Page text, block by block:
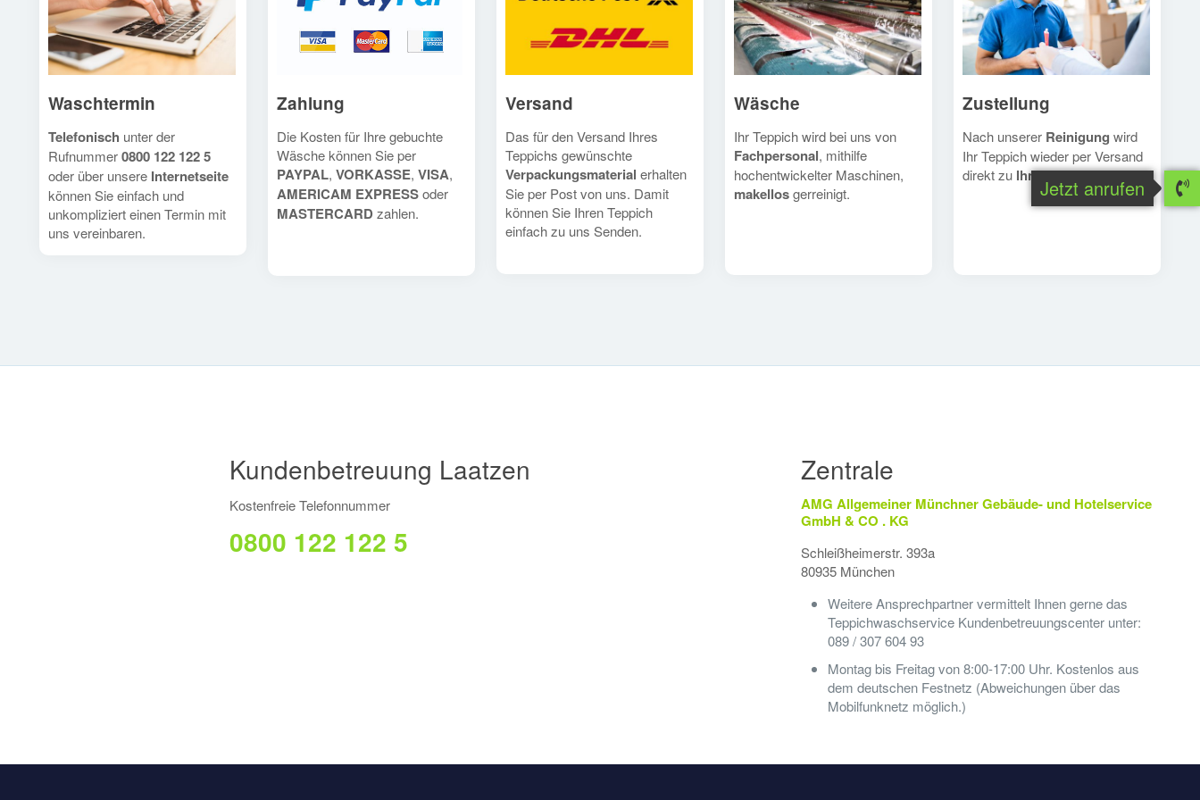
Waschtermin
Telefonisch unter der
Rufnummer0800 122 122 5
oder über unsere Internetseite
können Sie einfach und
unkompliziert einen Termin mit
uns vereinbaren.
Zahlung
Die Kosten für Ihre gebuchte
Wäsche können Sie per
PAYPAL, VORKASSE, VISA,
AMERICAM EXPRESSoder
MASTERCARDzahlen.
Versand
Das für den Versand Ihres
Teppichs gewünschte
Verpackungsmaterial erhalten
Sie per Post von uns. Damit
können Sie Ihren Teppich
einfach zu uns Senden.
Wäsche
Ihr Teppich wird bei uns von
Fachpersonal, mithilfe
hochentwickelter Maschinen,
makellosgerreinigt.
Zustellung
Nach unserer Reinigung wird
Ihr Teppich wieder per Versand
direkt zu Ihnengeschickt.
Kundenbetreuung Laatzen
Kostenfreie Telefonnummer
0800 122 122 5
Zentrale
AMG Allgemeiner Münchner Gebäude- und Hotelservice
GmbH & CO . KG
Schleißheimerstr. 393a
80935 München
Weitere Ansprechpartner vermittelt Ihnen gerne das
Teppichwaschservice Kundenbetreuungscenter unter:
089 / 307 604 93
Montag bis Freitag von 8:00-17:00 Uhr. Kostenlos aus
dem deutschen Festnetz (Abweichungen über das
Mobilfunknetz möglich.)
Jetzt anrufen